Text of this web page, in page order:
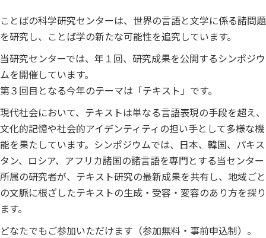
ことばの科学研究センターは、世界の言語と文学に係る諸問題
を研究し、ことば学の新たな可能性を追究しています。
当研究センターでは、年１回、研究成果を公開するシンポジウ
ムを開催しています。
第３回目となる今年のテーマは「テキスト」です。
現代社会において、テキストは単なる言語表現の手段を超え、
文化的記憶や社会的アイデンティティの担い手として多様な機
能を果たしています。シンポジウムでは、日本、韓国、パキス
タン、ロシア、アフリカ諸国の諸言語を専門とする当センター
所属の研究者が、テキスト研究の最新成果を共有し、地域ごと
の文脈に根ざしたテキストの生成・受容・変容のあり方を探り
ます。
どなたでもご参加いただけます（参加無料・事前申込制）。